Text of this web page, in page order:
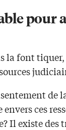
pour
la font
de
ces
Il existe